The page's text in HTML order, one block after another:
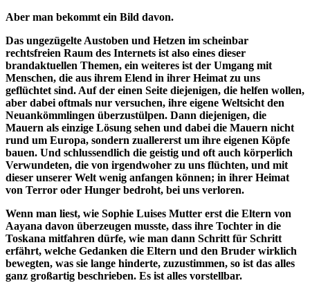
Aber man bekommt ein Bild davon.
Das ungezügelte Austoben und Hetzen im scheinbar
rechtsfreien Raum des Internets ist also eines dieser
brandaktuellen Themen, ein weiteres ist der Umgang mit
Menschen, die aus ihrem Elend in ihrer Heimat zu uns
geflüchtet sind. Auf der einen Seite diejenigen, die helfen wollen,
aber dabei oftmals nur versuchen, ihre eigene Weltsicht den
Neuankömmlingen überzustülpen. Dann diejenigen, die
Mauern als einzige Lösung sehen und dabei die Mauern nicht
rund um Europa, sondern zuallererst um ihre eigenen Köpfe
bauen. Und schlussendlich die geistig und oft auch körperlich
Verwundeten, die von irgendwoher zu uns flüchten, und mit
dieser unserer Welt wenig anfangen können; in ihrer Heimat
von Terror oder Hunger bedroht, bei uns verloren.
Wenn man liest, wie Sophie Luises Mutter erst die Eltern von
Aayana davon überzeugen musste, dass ihre Tochter in die
Toskana mitfahren dürfe, wie man dann Schritt für Schritt
erfährt, welche Gedanken die Eltern und den Bruder wirklich
bewegten, was sie lange hinderte, zuzustimmen, so ist das alles
ganz großartig beschrieben. Es ist alles vorstellbar.